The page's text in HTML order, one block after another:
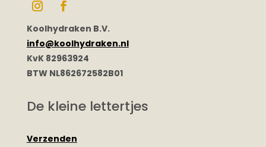
Koolhydraken B.V.
info@koolhydraken.nl
KvK 82963924
BTW NL862672582B01
De kleine lettertjes
Verzenden